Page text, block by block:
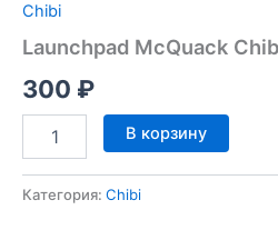
Chibi
Launchpad McQuack
300 ₽
Количество
товара
McQuack
В корзину
Категория: Chibi